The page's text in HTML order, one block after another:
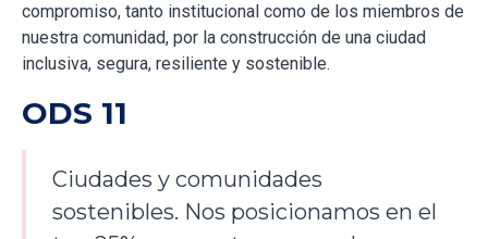
compromiso, tanto institucional como de los miembros de
nuestra comunidad, por la construcción de una ciudad
inclusiva, segura, resiliente y sostenible.
ODS 11
Ciudades y comunidades
sostenibles. Nos posicionamos en el